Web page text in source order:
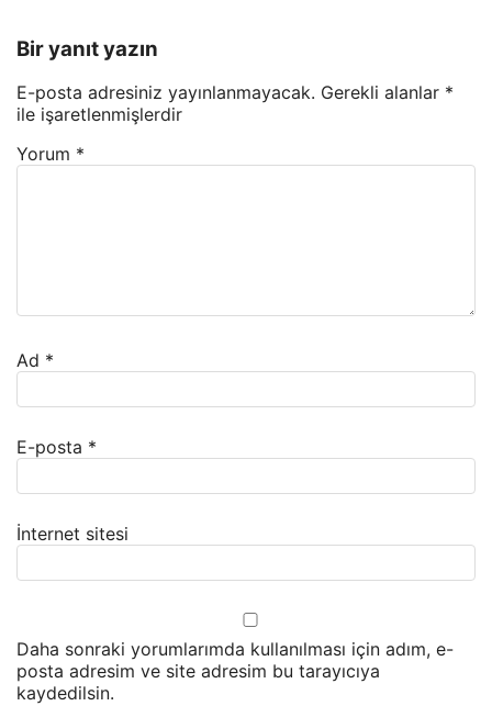
Bir yanıt yazın
E-posta adresiniz yayınlanmayacak. Gerekli alanlar *
ile işaretlenmişlerdir
Yorum *
Ad *
E-posta *
İnternet sitesi
Daha sonraki yorumlarımda kullanılması için adım, e-
posta adresim ve site adresim bu tarayıcıya
kaydedilsin.